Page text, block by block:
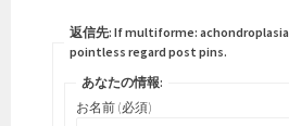
返信先: If multiforme:
pointless regard post pins.
あなたの情報:
お名前 (必須)